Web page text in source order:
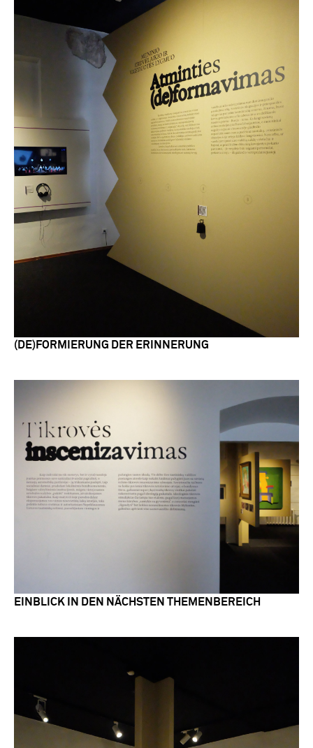
(DE)FORMIERUNG DER ERINNERUNG
EINBLICK IN DEN NÄCHSTEN THEMENBEREICH